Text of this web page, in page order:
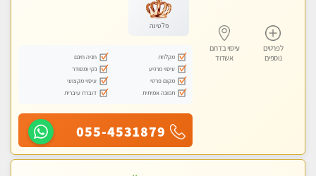
לפרטים
נוספים
עיסוי בדרום
אשדוד
פלטינה
מקלחת
חניה חינם
עיסוי מרגיע
נקי ומסודר
מקום פרטי
עיסוי מקצועי
תמונה אמיתית
דוברת עיברית
055-4531879